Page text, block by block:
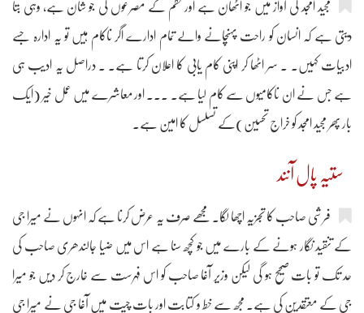
مجید امجد کی آواز میں جو اٹھان ہے اور نظم کے مصرعوں کی جو شان ہے، وہی بتا
دیتی ہے کہ انسان کو راحت پہنچانے والے تمام ادارے اگر ناکام ہیں تو یہ ادارہ جسے
ادبیات کہیں۔ ۔ سر اٹھا کر اپنی کام یابی کا اعلان کرتا ہے۔ ۔ دراصل یہ ادیب ہی
ہے جس نے ان ناکامیوں سے کام لیا ہے۔ ۔۔۔ اور معاشرے میں عمل خیر (ایک
بار پھر مجید امجد کو خراج تحسین)کے تسلسل کا امین ہے۔
ستیہ پال آنند
فرشی صاحب کا تجزیہ اچھا لگا۔ مجھے صرف یہ عرض کرنا ہے کہ انہوں نے میرا جی
کے تنقید نگار ہونے کے بارے میں جو کچھ سنا ہے اس میں ضیا جالندھری صاحب کی
حد تک تو بات صحیح ہو گی لیکن وزیر آغا صاحب کو اس فہرست سے خارج کر دیں جو میرا
جی کے معتقدین کی ہے۔ مجھ سے خط و کتابت اور بات چیت میں آغا جی نے میرا جی